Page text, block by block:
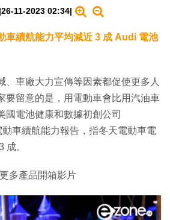
|26-11-2023 02:34|
、車廠大力宣傳等因素都促使更多人
要留意的是，用電動車會比用汽油車
國電池健康和數據初創公司
車續航能力報告，指冬天電動車電
成。
多產品開箱影片